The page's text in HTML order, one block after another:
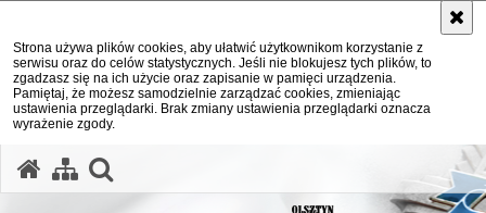
Strona używa plików cookies, aby ułatwić użytkownikom korzystanie z
serwisu oraz do celów statystycznych. Jeśli nie blokujesz tych plików, to
zgadzasz się na ich użycie oraz zapisanie w pamięci urządzenia.
Pamiętaj, że możesz samodzielnie zarządzać cookies, zmieniając
ustawienia przeglądarki. Brak zmiany ustawienia przeglądarki oznacza
wyrażenie zgody.